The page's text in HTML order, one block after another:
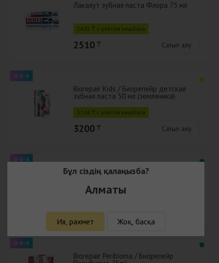
Лакалут зубная паста Флора 75 мл
2435 ₸ с учётом кешбэка
2510 ₸ Сатып алу
0-0-4
Biorepair Kids / Биорепейр детская
зубная паста 50 мл (земляника)
3104 ₸ с учётом кешбэка
3200 ₸ Сатып алу
0-0-4
Biorepair Kids / Биорепейр детская
3104 ₸ с учётом кешбэка
3200 ₸
0-0-4
Biorepair Peribioma / Биорепейр
Бұл сіздің қалаңызба?
Алматы
Ия, рахмет Жоқ, басқа